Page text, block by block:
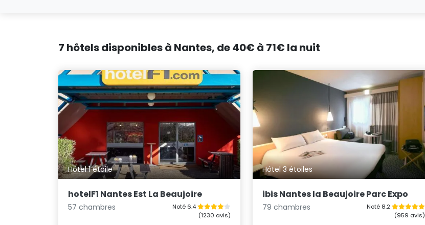
7 hôtels disponibles à Nantes, de 40€ à 71€ la nuit
Hôtel 1 étoile
hotelF1 Nantes Est La Beaujoire
57 chambres
Noté 6.4
(1230 avis)
Hôtel 3 étoiles
ibis Nantes la Beaujoire Parc Expo
79 chambres
Noté 8.2
(959 avis)